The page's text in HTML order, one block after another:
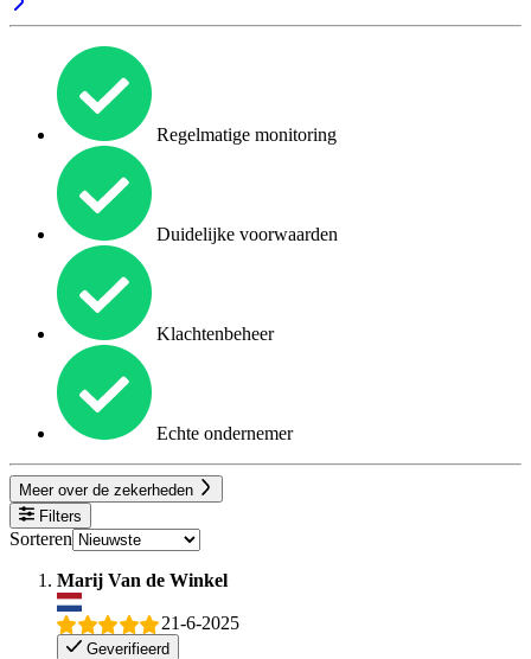
Regelmatige monitoring
Duidelijke voorwaarden
Klachtenbeheer
Echte ondernemer
Meer over de zekerheden
Filters
Sorteren
Marij Van de Winkel
21-6-2025
Geverifieerd